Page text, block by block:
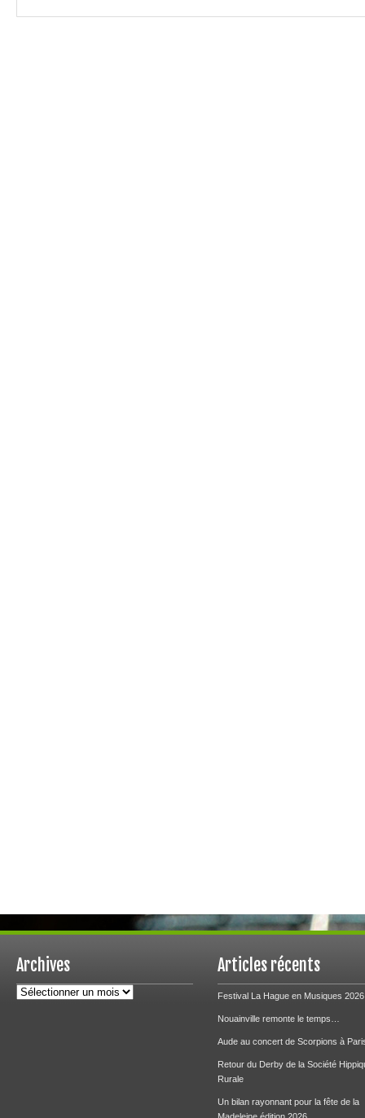
Archives
Archives
Articles récents
Festival La Hague en Musiques 2026
Nouainville remonte le temps…
Aude au concert de Scorpions à
Retour du Derby de la Société
Rurale
Un bilan rayonnant pour la fête de la